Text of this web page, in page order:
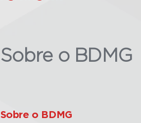
Sobre o BDMG
Sobre o BDMG